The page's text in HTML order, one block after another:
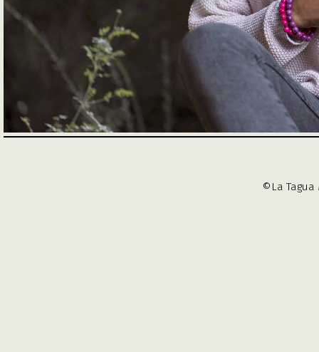
©La Tagua